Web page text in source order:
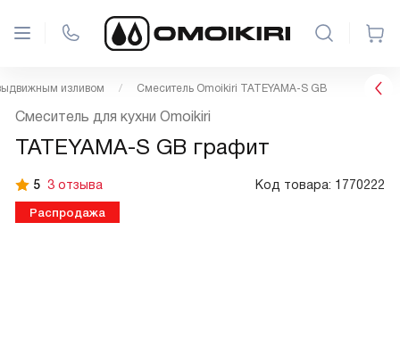
изливом Смеситель Omoikiri TATEYAMA-S GB
5 3 отзыва Код товара: 1770222
Распродажа
Смеситель для кухни Omoikiri
TATEYAMA-S GB графит